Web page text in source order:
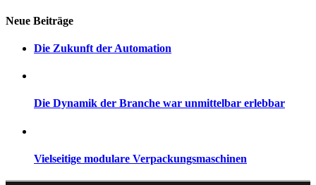
Neue Beiträge
Die Zukunft der Automation
Die Dynamik der Branche war unmittelbar erlebbar
Vielseitige modulare Verpackungsmaschinen